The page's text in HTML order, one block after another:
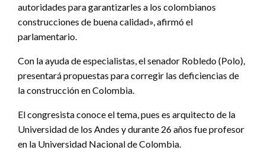
autoridades para garantizarles a los colombianos
construcciones de buena calidad», afirmó el
parlamentario.
Con la ayuda de especialistas, el senador Robledo (Polo),
presentará propuestas para corregir las deficiencias de
la construcción en Colombia.
El congresista conoce el tema, pues es arquitecto de la
Universidad de los Andes y durante 26 años fue profesor
en la Universidad Nacional de Colombia.